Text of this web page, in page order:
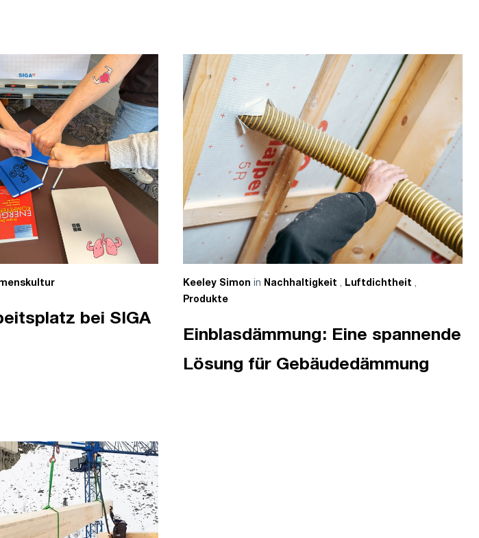
bei SIGA
Keeley Simon in Nachhaltigkeit , Luftdichtheit ,
Produkte
Einblasdämmung: Eine spannende
Lösung für Gebäudedämmung